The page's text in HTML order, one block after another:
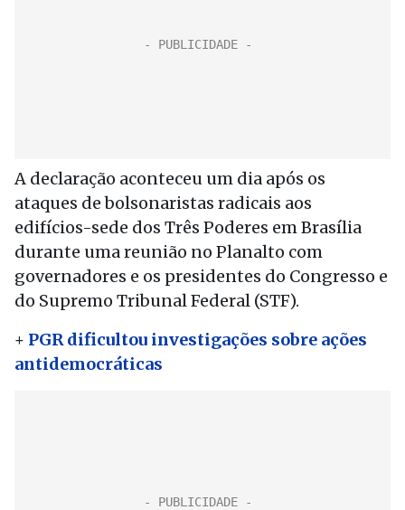
A declaração aconteceu um dia após os
ataques de bolsonaristas radicais aos
edifícios-sede dos Três Poderes em Brasília
durante uma reunião no Planalto com
governadores e os presidentes do Congresso e
do Supremo Tribunal Federal (STF).
+ PGR dificultou investigações sobre ações
antidemocráticas